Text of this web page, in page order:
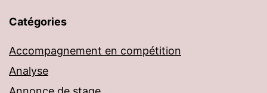
Catégories
Accompagnement en compétition
Analyse